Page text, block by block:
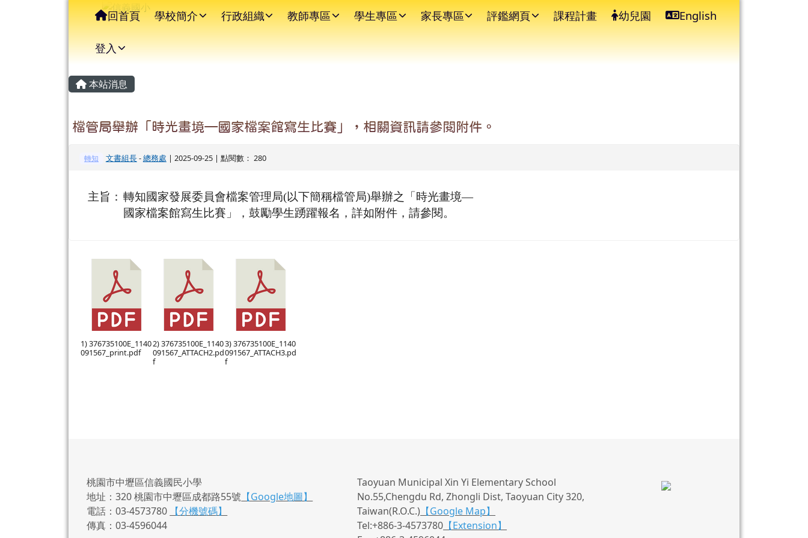
信義國小 ⏸
導覽列
回首頁 學校簡介 行政組織 教師專區 學生專區 家長專區 評鑑網頁 課程計畫 幼兒園 English
登入
主內容區域
本站消息
檔管局舉辦「時光畫境—國家檔案館寫生比賽」，相關資訊請參閱附件。
轉知 文書組長-總務處 | 2025-09-25 | 點閱數： 280
主旨： 轉知國家發展委員會檔案管理局(以下簡稱檔管局)舉辦之「時光畫境—
國家檔案館寫生比賽」，鼓勵學生踴躍報名，詳如附件，請參閱。
1) 376735100E_1140
091567_print.pdf
2) 376735100E_1140
091567_ATTACH2.pd
f
3) 376735100E_1140
091567_ATTACH3.pd
f
頁尾區域
桃園市中壢區信義國民小學
地址：320 桃園市中壢區成都路55號 【Google地圖】
電話：03-4573780
【分機號碼】
傳真：03-4596044
Taoyuan Municipal Xin Yi Elementary School
No.55,Chengdu Rd, Zhongli Dist, Taoyuan City 320,
Taiwan(R.O.C.) 【Google Map】
Tel:+886-3-4573780 【Extension】